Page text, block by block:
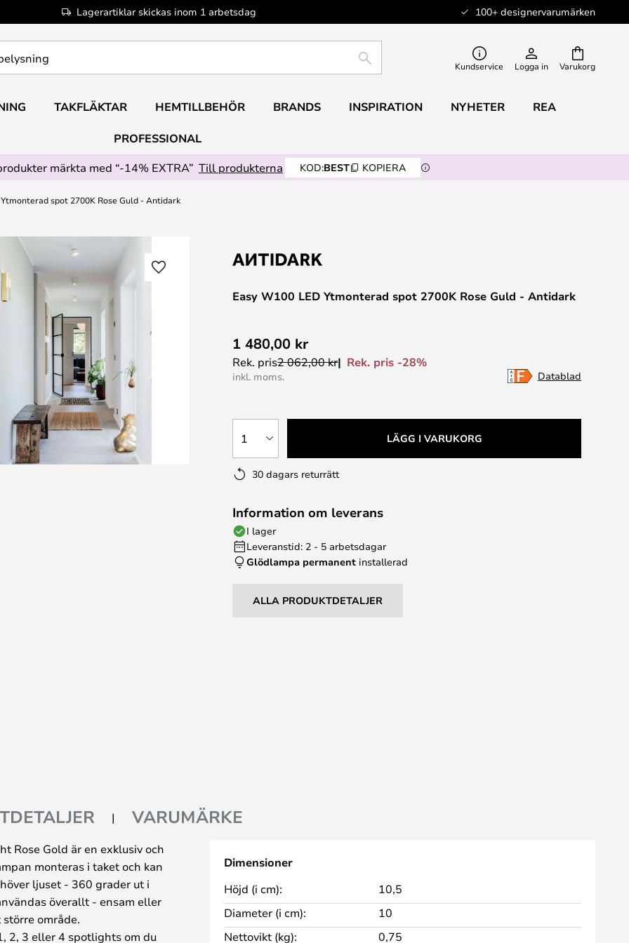
Lagerartiklar skickas inom 1 arbetsdag 100+ designervarumärken
Varukorg
SÖK Kundservice Logga in
TAKFLÄKTAR HEMTILLBEHÖR BRANDS INSPIRATION NYHETER REA
PROFESSIONAL
märkta med “-14% EXTRA” Till produkterna KOD:BEST KOPIERA
Ytmonterad spot 2700K Rose Guld - Antidark
Easy W100 LED Ytmonterad spot 2700K Rose Guld - Antidark
1 480,00 kr
Rek. pris2 062,00 kr Rek. pris -28%
inkl. moms. Datablad
1 LÄGG I VARUKORG
30 dagars returrätt
Information om leverans
I lager
Leveranstid: 2 - 5 arbetsdagar
Glödlampa permanent installerad
ALLA PRODUKTDETALJER
VARUMÄRKE
Rose Gold är en exklusiv och
monteras i taket och kan
ljuset - 360 grader ut i
överallt - ensam eller
område.
2, 3 eller 4 spotlights om du
Dimensioner
Höjd (i cm):
10,5
Diameter (i cm):
10
Nettovikt (kg):
0,75